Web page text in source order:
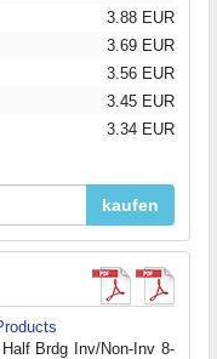
3.88 EUR
3.69 EUR
3.56 EUR
3.45 EUR
3.34 EUR
kaufen
Brdg Inv/Non-Inv 8-